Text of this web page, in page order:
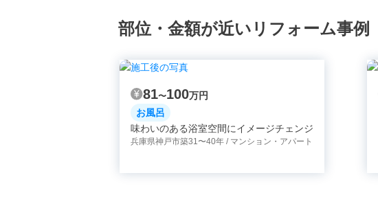
部位・金額が近いリフォーム事例
81〜100万円
お風呂
味わいのある浴室空間にイメージチェンジ
兵庫県神戸市築31〜40年 / マンション・アパート